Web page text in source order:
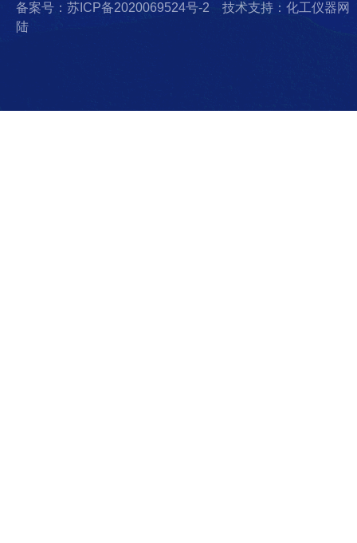
备案号：苏ICP备2020069524号-2
技术支持：化工仪器网
陆